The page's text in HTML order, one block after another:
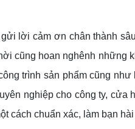
lời cảm ơn chân thành
cũng hoan nghênh
trình sản phẩm cũng
nghiệp cho công ty,
cách chuẩn xác, làm bạn